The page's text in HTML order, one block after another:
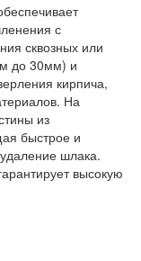
с
сквозных или
до 30мм) и
кирпича,
На
из
быстрое и
шлака.
высокую